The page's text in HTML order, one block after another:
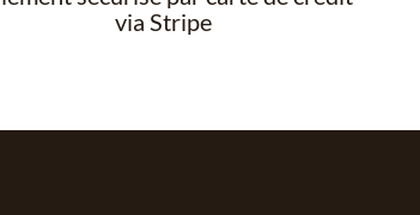
via Stripe